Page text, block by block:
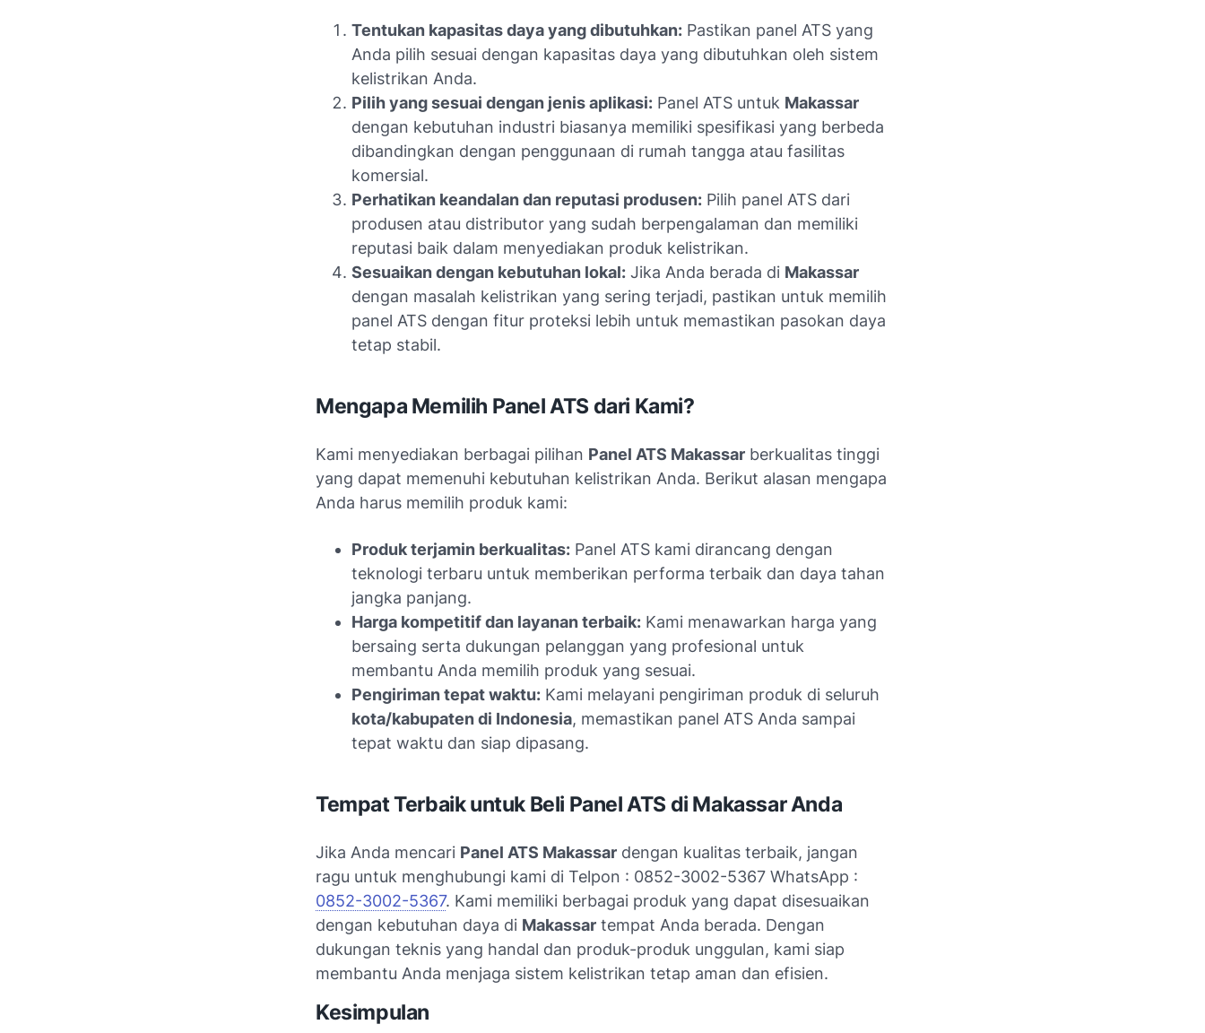
Tentukan kapasitas daya yang dibutuhkan: Pastikan panel ATS yang
Anda pilih sesuai dengan kapasitas daya yang dibutuhkan oleh sistem
kelistrikan Anda.
Pilih yang sesuai dengan jenis aplikasi: Panel ATS untuk Makassar
dengan kebutuhan industri biasanya memiliki spesifikasi yang berbeda
dibandingkan dengan penggunaan di rumah tangga atau fasilitas
komersial.
Perhatikan keandalan dan reputasi produsen: Pilih panel ATS dari
produsen atau distributor yang sudah berpengalaman dan memiliki
reputasi baik dalam menyediakan produk kelistrikan.
Sesuaikan dengan kebutuhan lokal: Jika Anda berada di Makassar
dengan masalah kelistrikan yang sering terjadi, pastikan untuk memilih
panel ATS dengan fitur proteksi lebih untuk memastikan pasokan daya
tetap stabil.
Mengapa Memilih Panel ATS dari Kami?
Kami menyediakan berbagai pilihan Panel ATS Makassar berkualitas tinggi
yang dapat memenuhi kebutuhan kelistrikan Anda. Berikut alasan mengapa
Anda harus memilih produk kami:
Produk terjamin berkualitas: Panel ATS kami dirancang dengan
teknologi terbaru untuk memberikan performa terbaik dan daya tahan
jangka panjang.
Harga kompetitif dan layanan terbaik: Kami menawarkan harga yang
bersaing serta dukungan pelanggan yang profesional untuk
membantu Anda memilih produk yang sesuai.
Pengiriman tepat waktu: Kami melayani pengiriman produk di seluruh
kota/kabupaten di Indonesia, memastikan panel ATS Anda sampai
tepat waktu dan siap dipasang.
Tempat Terbaik untuk Beli Panel ATS di Makassar Anda
Jika Anda mencari Panel ATS Makassar dengan kualitas terbaik, jangan
ragu untuk menghubungi kami di Telpon : 0852-3002-5367 WhatsApp :
0852-3002-5367. Kami memiliki berbagai produk yang dapat disesuaikan
dengan kebutuhan daya di Makassar tempat Anda berada. Dengan
dukungan teknis yang handal dan produk-produk unggulan, kami siap
membantu Anda menjaga sistem kelistrikan tetap aman dan efisien.
Kesimpulan